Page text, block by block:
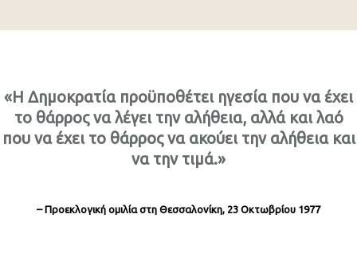
«Η Δημοκρατία προϋποθέτει ηγεσία που να έχει
το θάρρος να λέγει την αλήθεια, αλλά και λαό
που να έχει το θάρρος να ακούει την αλήθεια και
να την τιμά.»
– Προεκλογική ομιλία στη Θεσσαλονίκη, 23 Οκτωβρίου 1977